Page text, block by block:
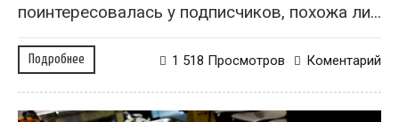
поинтересовалась у подписчиков, похожа ли...
Подробнее Коментарий
1 518 Просмотров